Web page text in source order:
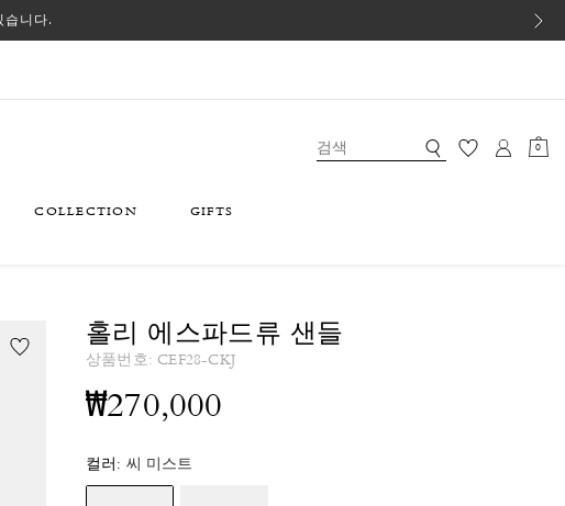
습니다.
0
COLLECTION GIFTS
홀리 에스파드류 샌들
상품번호: CEF28-CKJ
₩270,000
컬러: 씨 미스트